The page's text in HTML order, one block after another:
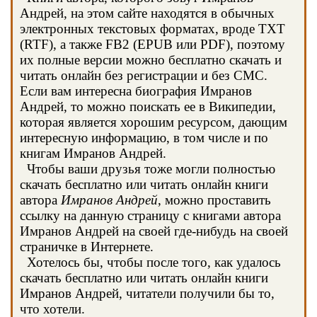
Андрей, на этом сайте находятся в обычных
электронных текстовых форматах, вроде TXT
(RTF), а также FB2 (EPUB или PDF), поэтому
их полные версии можно бесплатно скачать и
читать онлайн без регистрации и без СМС.
Если вам интересна биография Имранов
Андрей, то можно поискать ее в Википедии,
которая является хорошим ресурсом, дающим
интересную информацию, в том числе и по
книгам Имранов Андрей.
Чтобы ваши друзья тоже могли полностью
скачать бесплатно или читать онлайн книги
автора Имранов Андрей, можно проставить
ссылку на данную страницу с книгами автора
Имранов Андрей на своей где-нибудь на своей
страничке в Интернете.
Хотелось бы, чтобы после того, как удалось
скачать бесплатно или читать онлайн книги
Имранов Андрей, читатели получили бы то,
что хотели.